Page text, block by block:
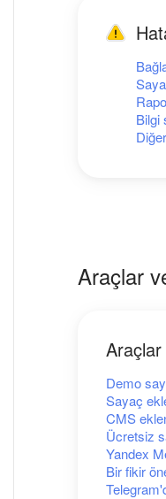
Bilgi
Araçlar
Demo
Sayaç
CMS
Ücretsiz
Yandex
Bir fikir